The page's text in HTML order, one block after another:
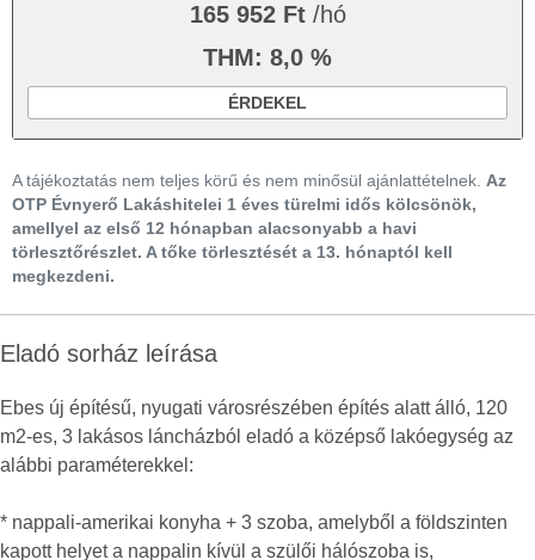
165 952 Ft /hó
THM: 8,0 %
ÉRDEKEL
A tájékoztatás nem teljes körű és nem minősül ajánlattételnek. Az
OTP Évnyerő Lakáshitelei 1 éves türelmi idős kölcsönök,
amellyel az első 12 hónapban alacsonyabb a havi
törlesztőrészlet. A tőke törlesztését a 13. hónaptól kell
megkezdeni.
Eladó sorház leírása
Ebes új építésű, nyugati városrészében építés alatt álló, 120
m2-es, 3 lakásos láncházból eladó a középső lakóegység az
alábbi paraméterekkel:
* nappali-amerikai konyha + 3 szoba, amelyből a földszinten
kapott helyet a nappalin kívül a szülői hálószoba is,